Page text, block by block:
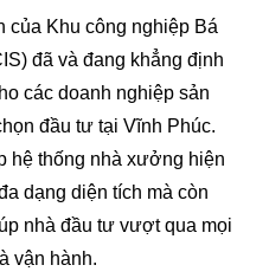
của Khu công nghiệp Bá
đã và đang khẳng định
các doanh nghiệp sản
đầu tư tại Vĩnh Phúc.
hệ thống nhà xưởng hiện
dạng diện tích mà còn
nhà đầu tư vượt qua mọi
vận hành.